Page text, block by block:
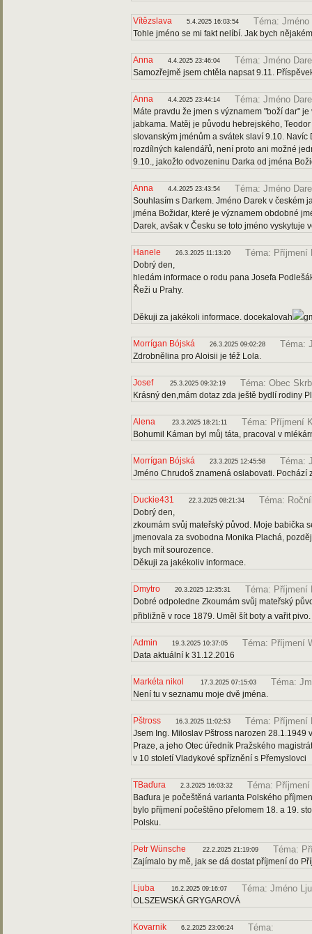
Vítězslava 5.4.2025 16:03:54 Téma:
Tohle jméno se mi fakt nelíbí. Jak bych
Anna 4.4.2025 23:46:04 Téma: Jméno
Samozřejmě jsem chtěla napsat 9.11.
Anna 4.4.2025 23:44:14 Téma: Jméno
Máte pravdu že jmen s významem "boží dar"
jabkama. Matěj je původu hebrejského,
slovanským jménům a svátek slaví 9.10.
rozdílných kalendářů, není proto ani možné
9.10., jakožto odvozeninu Darka od jména
Anna 4.4.2025 23:43:54 Téma: Jméno
Souhlasím s Darkem. Jméno Darek v českém
jména Božidar, které je významem obdobné
Darek, avšak v Česku se toto jméno vyskytuje
Hanele 26.3.2025 11:13:20 Téma: Příjmení
Dobrý den,
hledám informace o rodu pana Josefa
Řeži u Prahy.
Děkuji za jakékoli informace. docekalovah
Morrígan Bójská 26.3.2025 09:02:28 Téma:
Zdrobnělina pro Aloisii je též Lola.
Josef 25.3.2025 09:32:19 Téma: Obec
Krásný den,mám dotaz zda ještě bydlí rodiny
Alena 23.3.2025 18:21:11 Téma: Příjmení
Bohumil Káman byl můj táta, pracoval v
Morrígan Bójská 23.3.2025 12:45:58 Téma:
Jméno Chrudoš znamená oslabovati. Pochází
Duckie431 22.3.2025 08:21:34 Téma:
Dobrý den,
zkoumám svůj mateřský původ. Moje babička
jmenovala za svobodna Monika Plachá,
bych mít sourozence.
Děkuji za jakékoliv informace.
Dmytro 20.3.2025 12:35:31 Téma: Příjmení
Dobré odpoledne Zkoumám svůj mateřský
přibližně v roce 1879. Uměl šít boty a vařit
Admin 19.3.2025 10:37:05 Téma: Příjmení
Data aktuální k 31.12.2016
Markéta nikol 17.3.2025 07:15:03 Téma:
Není tu v seznamu moje dvě jména.
Pštross 16.3.2025 11:02:53 Téma: Příjmení
Jsem Ing. Miloslav Pštross narozen 28.1.1949
Praze, a jeho Otec úředník Pražského
v 10 století Vladykové spříznění s Přemyslovci
TBaďura 2.3.2025 16:03:32 Téma: Příjmení
Baďura je počeštěná varianta Polského
bylo příjmení počeštěno přelomem 18. a 19.
Polsku.
Petr Wünsche 22.2.2025 21:19:09 Téma:
Zajímalo by mě, jak se dá dostat příjmení do
Ljuba 16.2.2025 09:16:07 Téma: Jméno
OLSZEWSKÁ GRYGAROVÁ
Kovarnik 6.2.2025 23:06:24 Téma: